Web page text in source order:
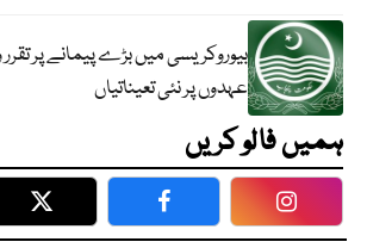
بیوروکریسی میں بڑے پیمانے پر تقرر
عہدوں پر نئی تعیناتیاں
ہمیں فالو کریں
Twitter Facebook